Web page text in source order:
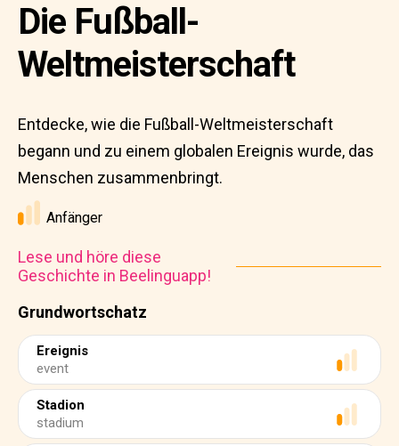
Grundwortschatz
Ereignis
event
Stadion
stadium
Die Fußball-
Weltmeisterschaft
Entdecke, wie die Fußball-Weltmeisterschaft
begann und zu einem globalen Ereignis wurde, das
Menschen zusammenbringt.
Anfänger
Lese und höre diese
Geschichte in Beelinguapp!